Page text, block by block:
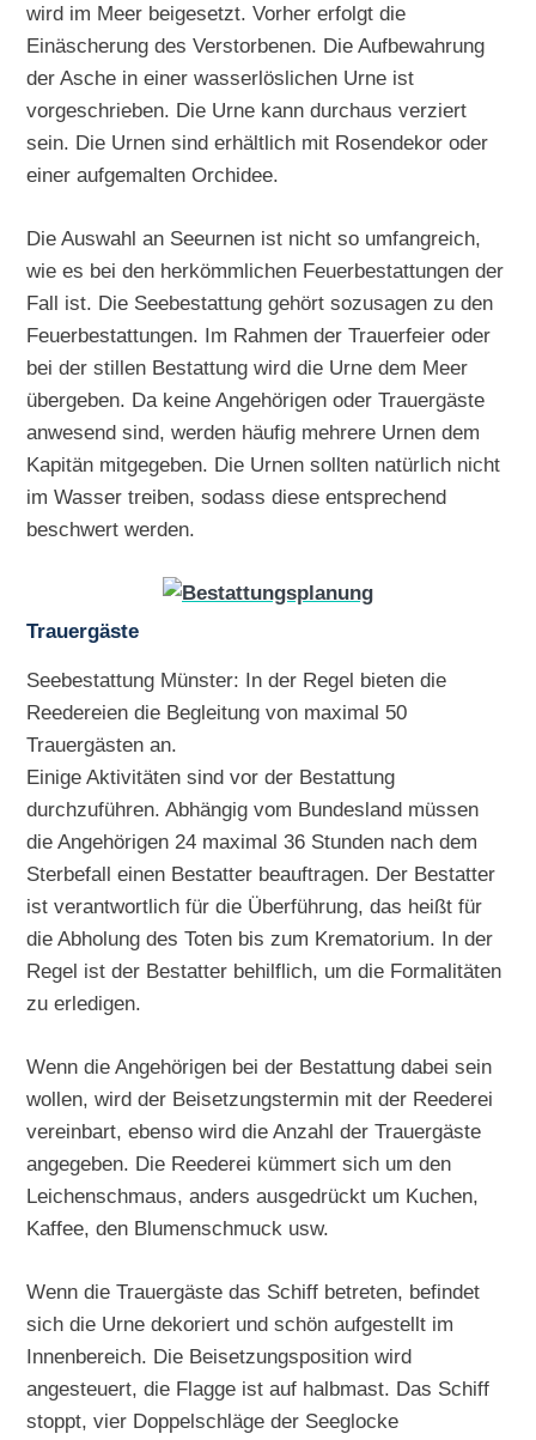
wird im Meer beigesetzt. Vorher erfolgt die
Einäscherung des Verstorbenen. Die Aufbewahrung
der Asche in einer wasserlöslichen Urne ist
vorgeschrieben. Die Urne kann durchaus verziert
sein. Die Urnen sind erhältlich mit Rosendekor oder
einer aufgemalten Orchidee.
Die Auswahl an Seeurnen ist nicht so umfangreich,
wie es bei den herkömmlichen Feuerbestattungen der
Fall ist. Die Seebestattung gehört sozusagen zu den
Feuerbestattungen. Im Rahmen der Trauerfeier oder
bei der stillen Bestattung wird die Urne dem Meer
übergeben. Da keine Angehörigen oder Trauergäste
anwesend sind, werden häufig mehrere Urnen dem
Kapitän mitgegeben. Die Urnen sollten natürlich nicht
im Wasser treiben, sodass diese entsprechend
beschwert werden.
Trauergäste
Seebestattung Münster: In der Regel bieten die
Reedereien die Begleitung von maximal 50
Trauergästen an.
Einige Aktivitäten sind vor der Bestattung
durchzuführen. Abhängig vom Bundesland müssen
die Angehörigen 24 maximal 36 Stunden nach dem
Sterbefall einen Bestatter beauftragen. Der Bestatter
ist verantwortlich für die Überführung, das heißt für
die Abholung des Toten bis zum Krematorium. In der
Regel ist der Bestatter behilflich, um die Formalitäten
zu erledigen.
Wenn die Angehörigen bei der Bestattung dabei sein
wollen, wird der Beisetzungstermin mit der Reederei
vereinbart, ebenso wird die Anzahl der Trauergäste
angegeben. Die Reederei kümmert sich um den
Leichenschmaus, anders ausgedrückt um Kuchen,
Kaffee, den Blumenschmuck usw.
Wenn die Trauergäste das Schiff betreten, befindet
sich die Urne dekoriert und schön aufgestellt im
Innenbereich. Die Beisetzungsposition wird
angesteuert, die Flagge ist auf halbmast. Das Schiff
stoppt, vier Doppelschläge der Seeglocke